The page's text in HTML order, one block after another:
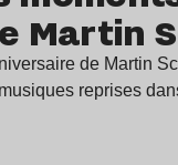
Martin
de Martin
reprises